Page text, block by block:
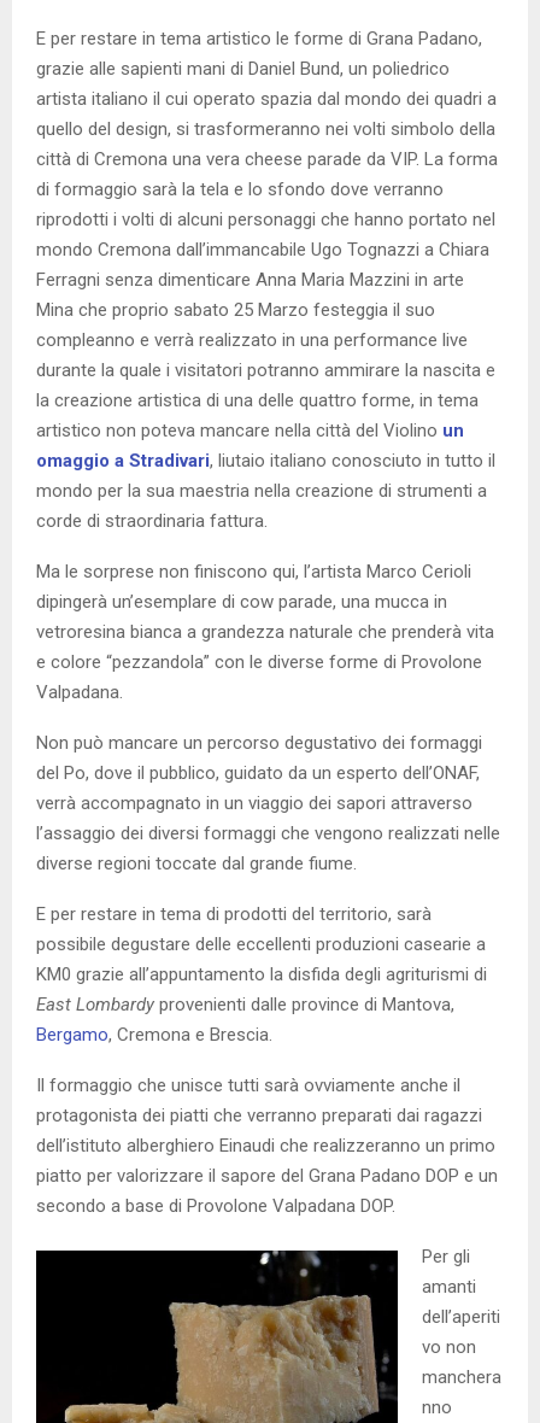
E per restare in tema artistico le forme di Grana Padano,
grazie alle sapienti mani di Daniel Bund, un poliedrico
artista italiano il cui operato spazia dal mondo dei quadri a
quello del design, si trasformeranno nei volti simbolo della
città di Cremona una vera cheese parade da VIP. La forma
di formaggio sarà la tela e lo sfondo dove verranno
riprodotti i volti di alcuni personaggi che hanno portato nel
mondo Cremona dall’immancabile Ugo Tognazzi a Chiara
Ferragni senza dimenticare Anna Maria Mazzini in arte
Mina che proprio sabato 25 Marzo festeggia il suo
compleanno e verrà realizzato in una performance live
durante la quale i visitatori potranno ammirare la nascita e
la creazione artistica di una delle quattro forme, in tema
artistico non poteva mancare nella città del Violino un
omaggio a Stradivari, liutaio italiano conosciuto in tutto il
mondo per la sua maestria nella creazione di strumenti a
corde di straordinaria fattura.
Ma le sorprese non finiscono qui, l’artista Marco Cerioli
dipingerà un’esemplare di cow parade, una mucca in
vetroresina bianca a grandezza naturale che prenderà vita
e colore “pezzandola” con le diverse forme di Provolone
Valpadana.
Non può mancare un percorso degustativo dei formaggi
del Po, dove il pubblico, guidato da un esperto dell’ONAF,
verrà accompagnato in un viaggio dei sapori attraverso
l’assaggio dei diversi formaggi che vengono realizzati nelle
diverse regioni toccate dal grande fiume.
E per restare in tema di prodotti del territorio, sarà
possibile degustare delle eccellenti produzioni casearie a
KM0 grazie all’appuntamento la disfida degli agriturismi di
East Lombardy provenienti dalle province di Mantova,
Bergamo, Cremona e Brescia.
Il formaggio che unisce tutti sarà ovviamente anche il
protagonista dei piatti che verranno preparati dai ragazzi
dell’istituto alberghiero Einaudi che realizzeranno un primo
piatto per valorizzare il sapore del Grana Padano DOP e un
secondo a base di Provolone Valpadana DOP.
Per gli
amanti
dell’aperiti
vo non
manchera
nno